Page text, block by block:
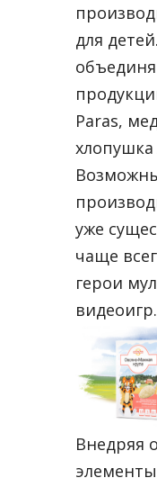
для
Paras,
уже
чаще
герои
видеоигр.
Внедряя